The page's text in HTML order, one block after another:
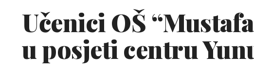
Učenici OŠ
u posjeti centru